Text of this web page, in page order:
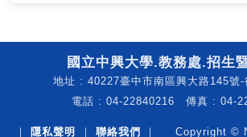
國立中興大學.教務處.招生
地址 : 40227臺中市南區興大路145號-
電話 : 04-22840216 傳真 : 04-
｜ 隱私聲明 ｜ 聯絡我們 ｜ Copyright ©